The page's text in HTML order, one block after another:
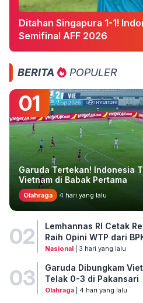
Ditahan Singapura 1-1!
Semifinal AFF 2026
BERITA POPULER
01
Garuda Tertekan! Indonesia
Vietnam di Babak Pertama
Olahraga 4 hari yang lalu
02
Lemhannas RI Cetak
Raih Opini WTP dari
Nasional| 3 hari yang lalu
03
Garuda Dibungkam
Telak 0-3 di Pakansari
Olahraga| 4 hari yang lalu